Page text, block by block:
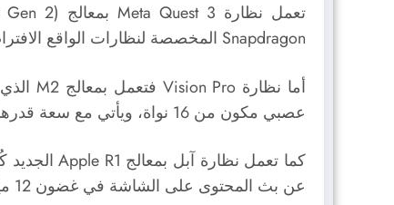
Snapdragon المخصصة لنظارات الواقع الافتراضي، ويمتاز هذا المعالج بقوة المعالجة والدقة العالية، والدعم القوي للتطبيقات الثقيلة.
عصبي مكون من 16 نواة، ويأتي مع سعة قدرها 16 جيجابايت من الذاكرة الموحدة.
كما تعمل نظارة آبل بمعالج Apple R1 ال
جديد
عن بث المحتوى على الشاشة في غضون 12 ميلي/ الثانية.